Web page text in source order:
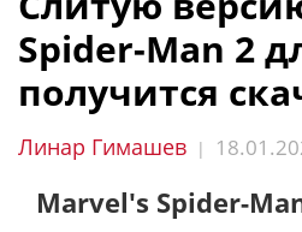
Spider-Man 2
получится
Линар Гимашев |
Marvel's Spider-